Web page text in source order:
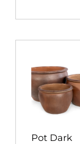
Pot Dark